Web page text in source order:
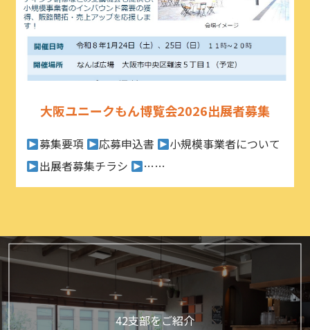
大阪ユニークもん博覧会2026出展者募集
募集要項 応募申込書
小規模事業者について
出展者募集チラシ
……
42支部をご紹介